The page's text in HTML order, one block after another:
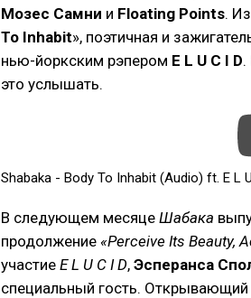
Мозес Самни и Floating Points.
To Inhabit», поэтичная и
нью-йоркским рэпером E L U C I D
это услышать.
Shabaka - Body To Inhabit (Audio) ft. E L
В следующем месяце Шабака
продолжение «Perceive Its Beauty,
участие E L U C I D, Эсперанса
специальный гость. Открывающий